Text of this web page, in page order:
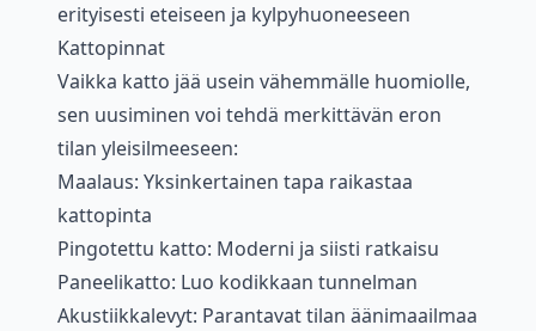
erityisesti eteiseen ja kylpyhuoneeseen
Kattopinnat
Vaikka katto jää usein vähemmälle huomiolle,
sen uusiminen voi tehdä merkittävän eron
tilan yleisilmeeseen:
Maalaus: Yksinkertainen tapa raikastaa
kattopinta
Pingotettu katto: Moderni ja siisti ratkaisu
Paneelikatto: Luo kodikkaan tunnelman
Akustiikkalevyt: Parantavat tilan äänimaailmaa